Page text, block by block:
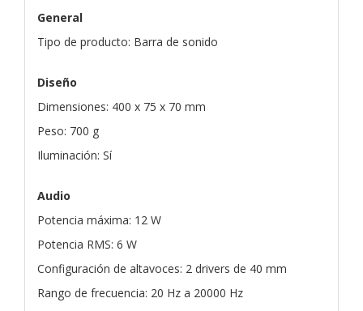
General
Tipo de producto: Barra de sonido
Diseño
Dimensiones: 400 x 75 x 70 mm
Peso: 700 g
Iluminación: Sí
Audio
Potencia máxima: 12 W
Potencia RMS: 6 W
Configuración de altavoces: 2 drivers de 40 mm
Rango de frecuencia: 20 Hz a 20000 Hz